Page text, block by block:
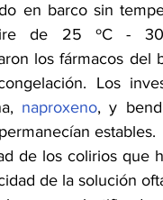
en barco sin
de 25 ºC -
los fármacos del
Los
naproxeno, y
estables.
de los colirios que
de la solución